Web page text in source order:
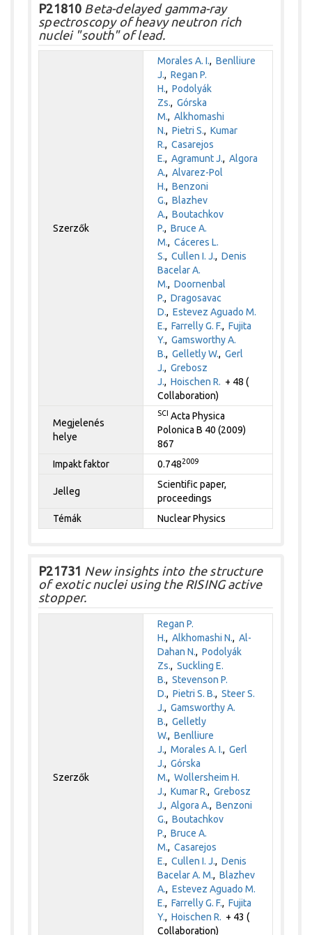
P21810 Beta-delayed gamma-ray
spectroscopy of heavy neutron rich
nuclei "south" of lead.
Szerzők
Morales A. I.,Benlliure
J.,Regan P.
H.,Podolyák
Zs.,Górska
M.,Alkhomashi
N.,Pietri S.,Kumar
R.,Casarejos
E.,Agramunt J.,Algora
A.,Alvarez-Pol
H.,Benzoni
G.,Blazhev
A.,Boutachkov
P.,Bruce A.
M.,Cáceres L.
S.,Cullen I. J.,Denis
Bacelar A.
M.,Doornenbal
P.,Dragosavac
D.,Estevez Aguado M.
E.,Farrelly G. F.,Fujita
Y.,Gamsworthy A.
B.,Gelletly W.,Gerl
J.,Grebosz
J.,Hoischen R. + 48 (
Collaboration)
Megjelenés
helye
SCI Acta Physica
Polonica B 40 (2009)
867
Impakt faktor
0.7482009
Jelleg
Scientific paper,
proceedings
Témák
Nuclear Physics
P21731 New insights into the structure
of exotic nuclei using the RISING active
stopper.
Szerzők
Regan P.
H.,Alkhomashi N.,Al-
Dahan N.,Podolyák
Zs.,Suckling E.
B.,Stevenson P.
D.,Pietri S. B.,Steer S.
J.,Gamsworthy A.
B.,Gelletly
W.,Benlliure
J.,Morales A. I.,Gerl
J.,Górska
M.,Wollersheim H.
J.,Kumar R.,Grebosz
J.,Algora A.,Benzoni
G.,Boutachkov
P.,Bruce A.
M.,Casarejos
E.,Cullen I. J.,Denis
Bacelar A. M.,Blazhev
A.,Estevez Aguado M.
E.,Farrelly G. F.,Fujita
Y.,Hoischen R. + 43 (
Collaboration)